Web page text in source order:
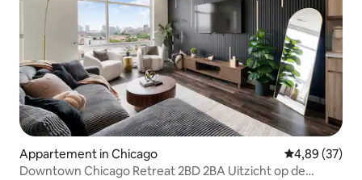
Appartement in Chicago Gemiddelde
4,89 (37)
Downtown Chicago Retreat 2BD 2BA Uitzicht op de